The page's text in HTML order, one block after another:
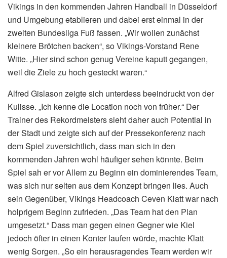
Vikings in den kommenden Jahren Handball in Düsseldorf
und Umgebung etablieren und dabei erst einmal in der
zweiten Bundesliga Fuß fassen. „Wir wollen zunächst
kleinere Brötchen backen“, so Vikings-Vorstand Rene
Witte. „Hier sind schon genug Vereine kaputt gegangen,
weil die Ziele zu hoch gesteckt waren.“
Alfred Gislason zeigte sich unterdess beeindruckt von der
Kulisse. „Ich kenne die Location noch von früher.“ Der
Trainer des Rekordmeisters sieht daher auch Potential in
der Stadt und zeigte sich auf der Pressekonferenz nach
dem Spiel zuversichtlich, dass man sich in den
kommenden Jahren wohl häufiger sehen könnte. Beim
Spiel sah er vor Allem zu Beginn ein dominierendes Team,
was sich nur selten aus dem Konzept bringen lies. Auch
sein Gegenüber, Vikings Headcoach Ceven Klatt war nach
holprigem Beginn zufrieden. „Das Team hat den Plan
umgesetzt.“ Dass man gegen einen Gegner wie Kiel
jedoch öfter in einen Konter laufen würde, machte Klatt
wenig Sorgen. „So ein herausragendes Team werden wir